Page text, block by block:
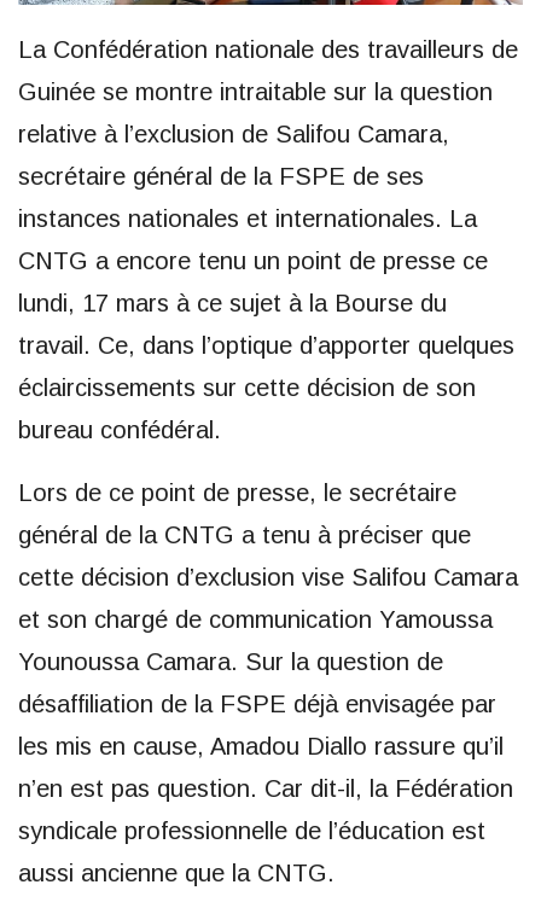
La Confédération nationale des travailleurs de
Guinée se montre intraitable sur la question
relative à l’exclusion de Salifou Camara,
secrétaire général de la FSPE de ses
instances nationales et internationales. La
CNTG a encore tenu un point de presse ce
lundi, 17 mars à ce sujet à la Bourse du
travail. Ce, dans l’optique d’apporter quelques
éclaircissements sur cette décision de son
bureau confédéral.
Lors de ce point de presse, le secrétaire
général de la CNTG a tenu à préciser que
cette décision d’exclusion vise Salifou Camara
et son chargé de communication Yamoussa
Younoussa Camara. Sur la question de
désaffiliation de la FSPE déjà envisagée par
les mis en cause, Amadou Diallo rassure qu’il
n’en est pas question. Car dit-il, la Fédération
syndicale professionnelle de l’éducation est
aussi ancienne que la CNTG.